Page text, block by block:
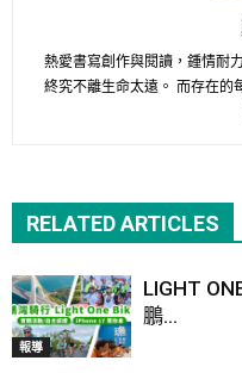
熱愛書寫創作與閱讀，鍾情耐
終究不離生命太遠。 而存在的
RELATED ARTICLES
報導
LIGHT
鵬...